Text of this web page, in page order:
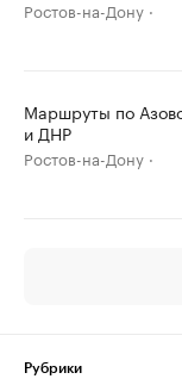
Ростов-на-Дону
Маршруты по
и ДНР
Ростов-на-Дону
Рубрики